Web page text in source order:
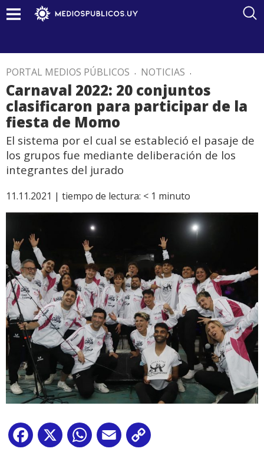
PORTAL MEDIOS PÚBLICOS . NOTICIAS .
Carnaval 2022: 20 conjuntos
clasificaron para participar de la
fiesta de Momo
El sistema por el cual se estableció el pasaje de
los grupos fue mediante deliberación de los
integrantes del jurado
11.11.2021 | tiempo de lectura: < 1 minuto
Facebook
X WhatsApp
Email